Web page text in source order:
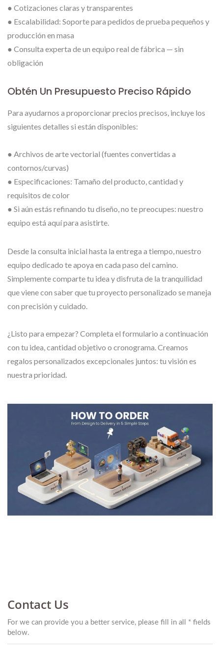
● Cotizaciones claras y transparentes
● Escalabilidad: Soporte para pedidos de prueba pequeños y
producción en masa
● Consulta experta de un equipo real de fábrica — sin
obligación
Obtén Un Presupuesto Preciso Rápido
Para ayudarnos a proporcionar precios precisos, incluye los
siguientes detalles si están disponibles:
● Archivos de arte vectorial (fuentes convertidas a
contornos/curvas)
● Especificaciones: Tamaño del producto, cantidad y
requisitos de color
● Si aún estás refinando tu diseño, no te preocupes: nuestro
equipo está aquí para asistirte.
Desde la consulta inicial hasta la entrega a tiempo, nuestro
equipo dedicado te apoya en cada paso del camino.
Simplemente comparte tu idea y disfruta de la tranquilidad
que viene con saber que tu proyecto personalizado se maneja
con precisión y cuidado.
¿Listo para empezar? Completa el formulario a continuación
con tu idea, cantidad objetivo o cronograma. Creamos
regalos personalizados excepcionales juntos: tu visión es
nuestra prioridad.